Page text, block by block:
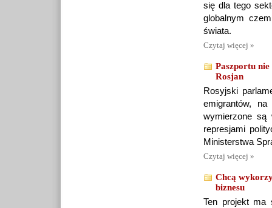
się dla tego
globalnym
świata.
Czytaj więcej »
Paszportu
Rosjan
Rosyjski
emigrantów,
wymierzone są
represjami
Ministerstwa
Czytaj więcej »
Chcą
biznesu
Ten projekt ma